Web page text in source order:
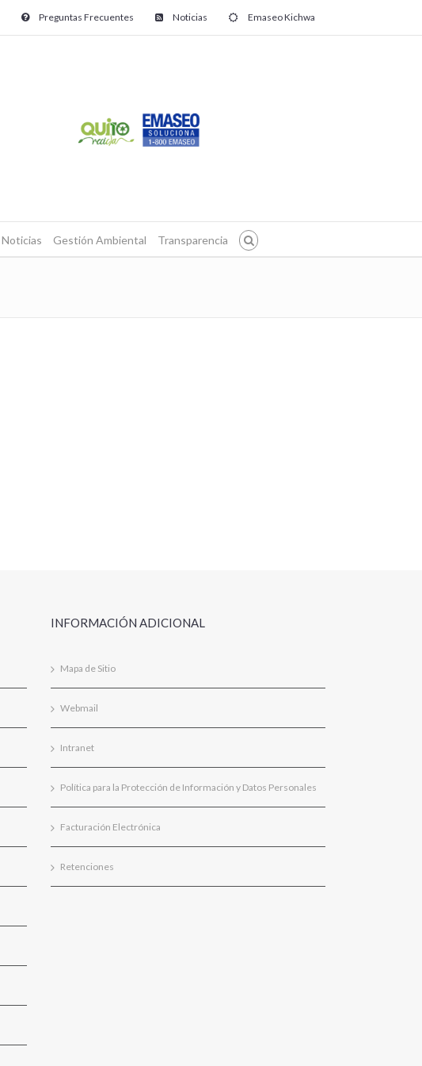
Preguntas Frecuentes Noticias Emaseo Kichwa
Noticias Gestión Ambiental Transparencia
INFORMACIÓN ADICIONAL
Mapa de Sitio
Webmail
Intranet
Política para la Protección de Información y Datos Personales
Facturación Electrónica
Retenciones